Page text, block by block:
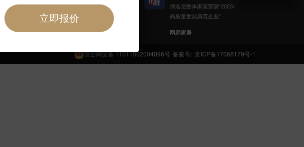
官方公众号
博洛尼整体家装荣获“2023年家居
高质量发展典范企业”
网易家居
呼吸计划」
备案号: 京ICP备17066179号-1
京公网安备 11011502004096号